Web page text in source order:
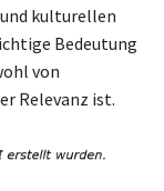
kulturellen
Bedeutung
von
Relevanz ist.